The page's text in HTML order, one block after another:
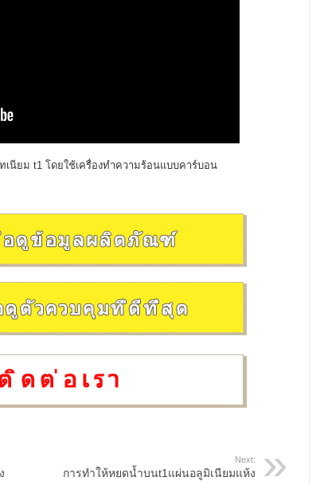
นียม t1 โดยใช้เครื่องทำความร้อนแบบคาร์บอน
Next:
การทำให้หยดน้ำบนt1แผ่นอลูมิเนียมแห้ง